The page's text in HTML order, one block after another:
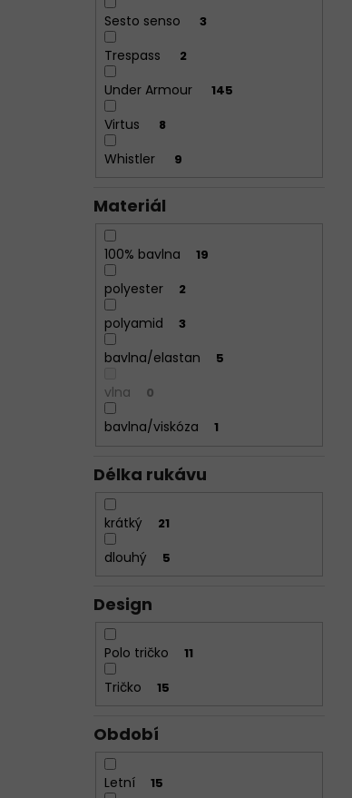
Sesto senso 3
Trespass 2
Under Armour 145
Virtus 8
Whistler 9
Materiál
100% bavlna 19
polyester 2
polyamid 3
bavlna/elastan 5
vlna 0
bavlna/viskóza 1
Délka rukávu
krátký 21
dlouhý 5
Design
Polo tričko 11
Tričko 15
Období
Letní 15